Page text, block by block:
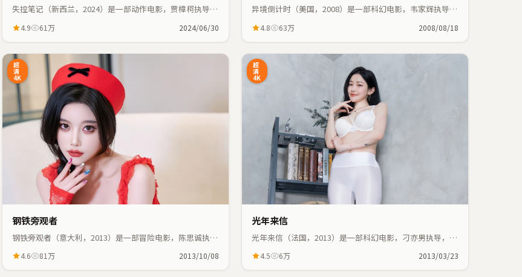
失控笔记（新西兰，2024）是一部动作电影，贾樟柯执导，
织，节奏紧凑。
4.9 61万 2024/06/30
异境倒计时（美国，2008）是一部科幻电影，韦家辉执导，
凑。
4.8 63万 2008/08/18
超
清
4K
钢铁旁观者
钢铁旁观者（意大利，2013）是一部冒险电影，陈思诚执
节奏紧凑。
4.6 81万 2013/10/08
超
清
4K
光年来信
光年来信（法国，2013）是一部科幻电影，刁亦男执导，马
紧凑。
4.5 6万 2013/03/23